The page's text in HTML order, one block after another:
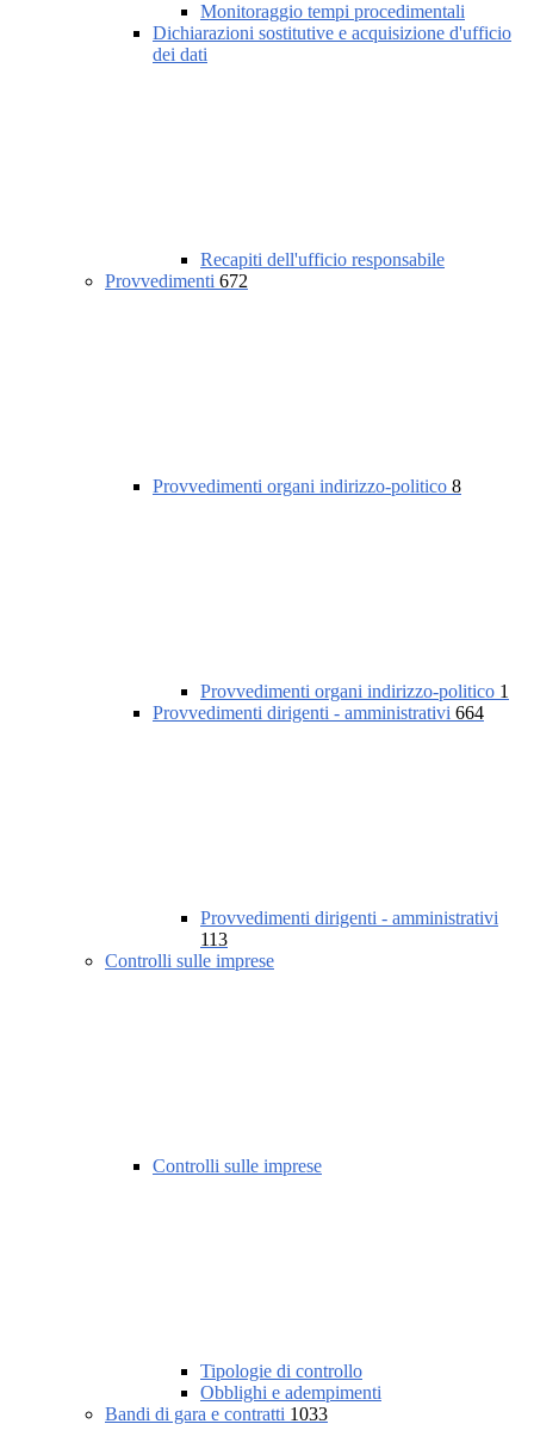
Monitoraggio tempi procedimentali
Dichiarazioni sostitutive e acquisizione d'ufficio
dei dati
Recapiti dell'ufficio responsabile
Provvedimenti 672
Provvedimenti organi indirizzo-politico 8
Provvedimenti organi indirizzo-politico 1
Provvedimenti dirigenti - amministrativi 664
Provvedimenti dirigenti - amministrativi
113
Controlli sulle imprese
Controlli sulle imprese
Tipologie di controllo
Obblighi e adempimenti
Bandi di gara e contratti 1033